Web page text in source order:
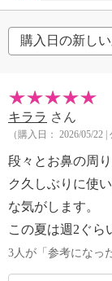
キララ さん
（購入日： 2026/05/22 |
段々とお鼻の周
ク久しぶりに使
な気がします。
この夏は週2ぐら
3人が「参考になっ